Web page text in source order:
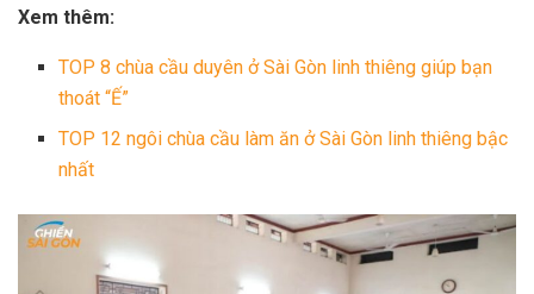
Xem thêm:
TOP 8 chùa cầu duyên ở Sài Gòn linh thiêng giúp bạn
thoát “Ế”
TOP 12 ngôi chùa cầu làm ăn ở Sài Gòn linh thiêng bậc
nhất